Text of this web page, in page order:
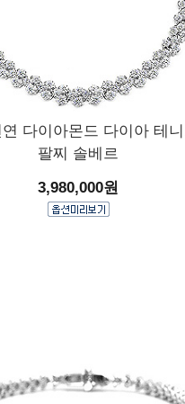
연 다이아몬드 다이아 테
팔찌 솔베르
3,980,000원